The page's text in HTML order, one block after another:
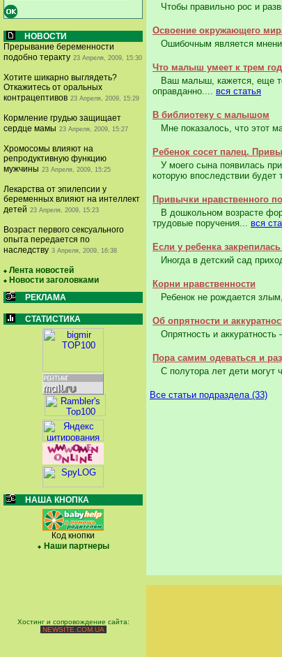
НОВОСТИ
Прерывание беременности
подобно теракту 23 Апреля, 2009, 15:30
Хотите шикарно выглядеть?
Откажитесь от оральных
контрацептивов 23 Апреля, 2009, 15:29
Кормление грудью защищает
сердце мамы 23 Апреля, 2009, 15:27
Хромосомы влияют на
репродуктивную функцию
мужчины 23 Апреля, 2009, 15:25
Лекарства от эпилепсии у
беременных влияют на интеллект
детей 23 Апреля, 2009, 15:23
Возраст первого сексуального
опыта передается по
наследству 3 Апреля, 2009, 16:38
Лента новостей
Новости заголовками
РЕКЛАМА
СТАТИСТИКА
НАША КНОПКА
Код кнопки
Наши партнеры
Чтобы правильно рос и
Освоение окружающего
Ошибочным является
Что малыш умеет к трем
Ваш малыш, кажется, еще
оправданно.... вся статья
В библиотеку с малышом
Мне показалось, что этот
Ребенок сосет палец.
У моего сына появилась
которую впоследствии будет
Привычки нравственного
В дошкольном возрасте
трудовые поручения... вся
Если у ребенка
Иногда в детский сад
Корни нравственности
Ребенок не рождается
Об опрятности и
Опрятность и
Пора самим одеваться и
С полутора лет дети могут
Все статьи подраздела (33)
Хостинг и сопровождение сайта:
NEWSITE.COM.UA